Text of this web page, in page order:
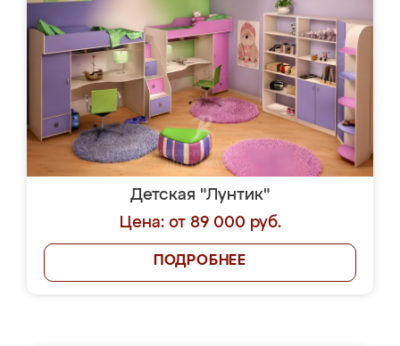
Детская "Лунтик"
Цена: от 89 000 руб.
ПОДРОБНЕЕ